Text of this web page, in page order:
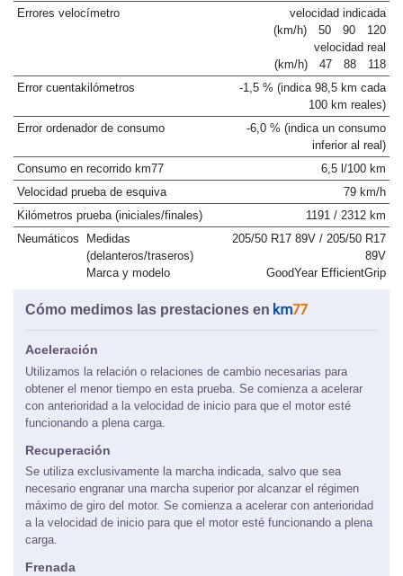
Errores velocímetro
velocidad indicada
(km/h)
50 90
120
velocidad real
(km/h)
47 88
118
Error cuentakilómetros
-1,5 % (indica 98,5 km cada
100 km reales)
Error ordenador de consumo
-6,0 % (indica un consumo
inferior al real)
Consumo en recorrido km77
6,5 l/100 km
Velocidad prueba de esquiva
79 km/h
Kilómetros prueba (iniciales/finales)
1191 / 2312 km
Neumáticos
Medidas
(delanteros/traseros)
Marca y modelo
205/50 R17 89V / 205/50 R17
89V
GoodYear EfficientGrip
Cómo medimos las prestaciones en
Aceleración
Utilizamos la relación o relaciones de cambio necesarias para
obtener el menor tiempo en esta prueba. Se comienza a acelerar
con anterioridad a la velocidad de inicio para que el motor esté
funcionando a plena carga.
Recuperación
Se utiliza exclusivamente la marcha indicada, salvo que sea
necesario engranar una marcha superior por alcanzar el régimen
máximo de giro del motor. Se comienza a acelerar con anterioridad
a la velocidad de inicio para que el motor esté funcionando a plena
carga.
Frenada